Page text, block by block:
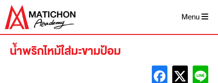
Skip
content
Menu
น้ำพริกไหม้ใส่มะขามป้อม